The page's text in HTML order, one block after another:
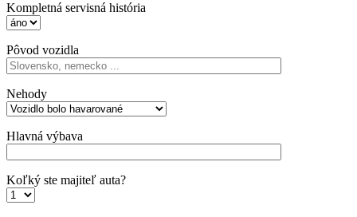
Kompletná servisná história
Pôvod vozidla
Nehody
Hlavná výbava
Koľký ste majiteľ auta?